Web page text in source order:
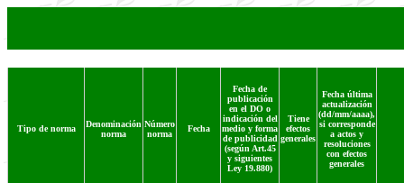
Tipo de norma
Denominación
norma
Número
norma
Fecha
Fecha de
publicación
en el DO o
indicación del
medio y forma
de publicidad
(según Art.45
y siguientes
Ley 19.880)
Tiene
efectos
generales
Fecha última
actualización
(dd/mm/aaaa),
si corresponde
a actos y
resoluciones
con efectos
generales